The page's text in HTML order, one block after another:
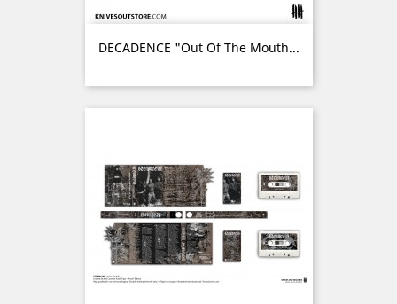
DECADENCE "Out Of The Mouth...